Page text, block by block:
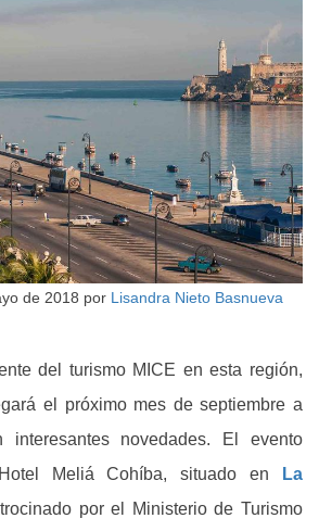
de 2018 por Lisandra Nieto Basnueva
del turismo MICE en esta región,
el próximo mes de septiembre a
interesantes novedades. El evento
Meliá Cohíba, situado en
La
por el Ministerio de Turismo